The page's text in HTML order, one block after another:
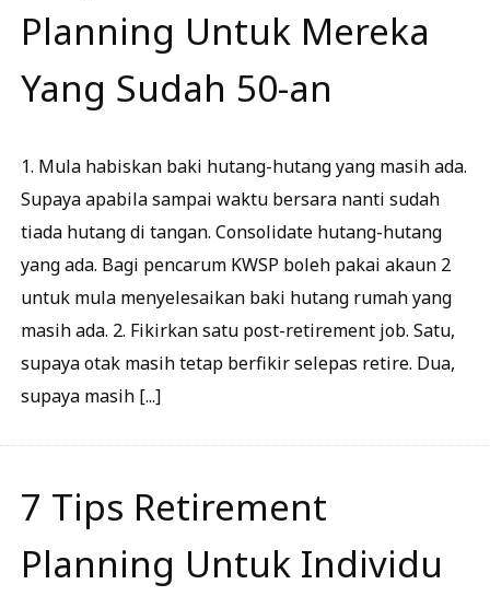
Planning Untuk Mereka
Yang Sudah 50-an
1. Mula habiskan baki hutang-hutang yang masih ada.
Supaya apabila sampai waktu bersara nanti sudah
tiada hutang di tangan. Consolidate hutang-hutang
yang ada. Bagi pencarum KWSP boleh pakai akaun 2
untuk mula menyelesaikan baki hutang rumah yang
masih ada. 2. Fikirkan satu post-retirement job. Satu,
supaya otak masih tetap berfikir selepas retire. Dua,
supaya masih [...]
7 Tips Retirement
Planning Untuk Individu